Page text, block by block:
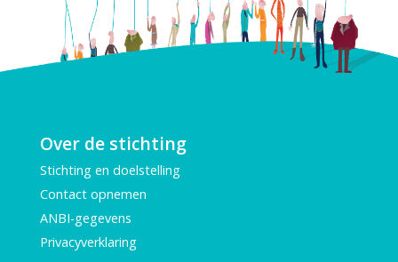
Over de stichting
Stichting en doelstelling
Contact opnemen
ANBI-gegevens
Privacyverklaring